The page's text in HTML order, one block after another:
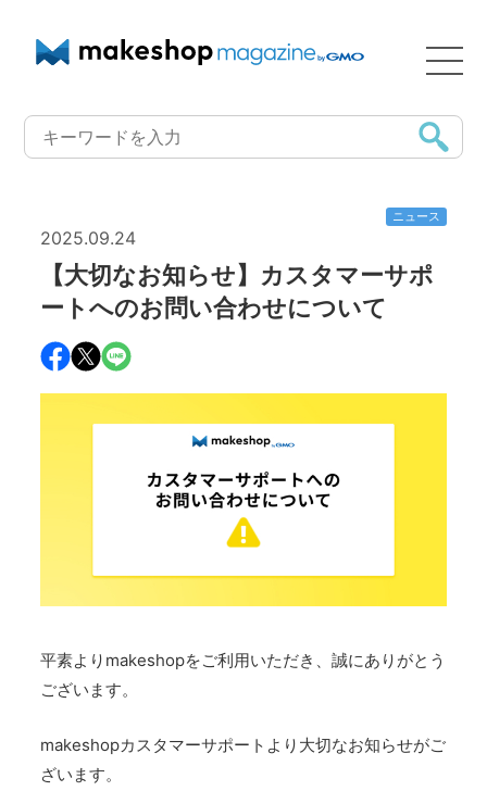
ニュース
2025.09.24
【大切なお知らせ】カスタマーサポ
ートへのお問い合わせについて
平素よりmakeshopをご利用いただき、誠にありがとう
ございます。
makeshopカスタマーサポートより大切なお知らせがご
ざいます。